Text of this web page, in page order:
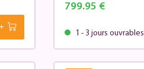
799.95 €
1 - 3 jours ouvrables